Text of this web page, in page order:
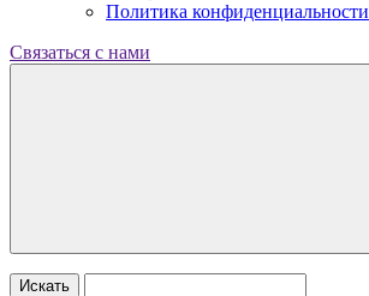
Политика конфиденциальности
Связаться с нами
Искать